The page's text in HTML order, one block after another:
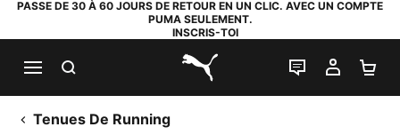
PASSE DE 30 À 60 JOURS DE RETOUR EN UN CLIC. AVEC UN COMPTE
PUMA SEULEMENT.
INSCRIS-TOI
PUMA.com
LIVE CHAT
MON
Tenues De Running